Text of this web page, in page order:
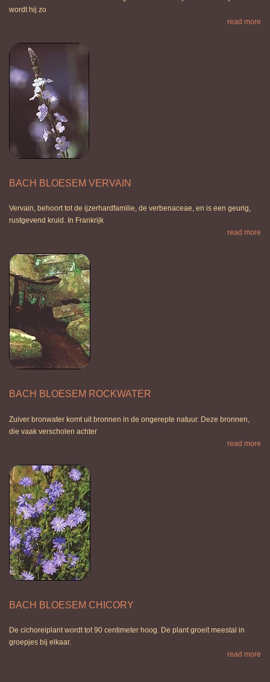
wordt hij zo
read more
BACH BLOESEM VERVAIN
Vervain, behoort tot de ijzerhardfamilie, de verbenaceae, en is een geurig,
rustgevend kruid. In Frankrijk
read more
BACH BLOESEM ROCKWATER
Zuiver bronwater komt uit bronnen in de ongerepte natuur. Deze bronnen,
die vaak verscholen achter
read more
BACH BLOESEM CHICORY
De cichoreiplant wordt tot 90 centimeter hoog. De plant groeit meestal in
groepjes bij elkaar.
read more